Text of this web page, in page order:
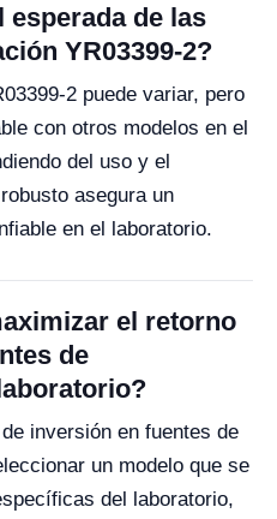
esperada de las
YR03399-2?
2 puede variar, pero
con otros modelos en el
del uso y el
asegura un
en el laboratorio.
el retorno
de
inversión en fuentes de
un modelo que se
del laboratorio,